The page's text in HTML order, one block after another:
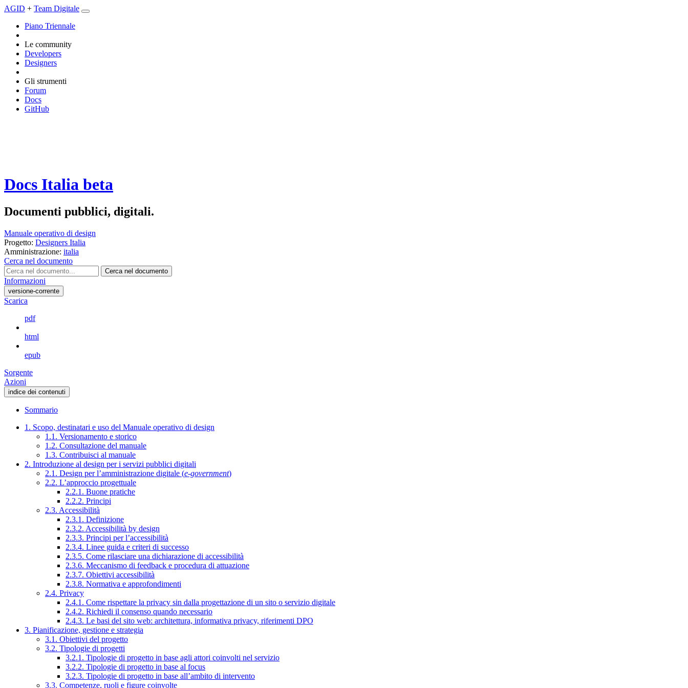
AGID + Team Digitale
Piano Triennale
Le community
Developers
Designers
Gli strumenti
Forum
Docs
GitHub
Docs Italia beta
Documenti pubblici, digitali.
Manuale operativo di design
Progetto: Designers Italia
Amministrazione: italia
Cerca nel documento
Cerca nel documento
Informazioni
versione-corrente
Scarica
pdf
html
epub
Sorgente
Azioni
indice dei contenuti
Sommario
1. Scopo, destinatari e uso del Manuale operativo di design
1.1. Versionamento e storico
1.2. Consultazione del manuale
1.3. Contribuisci al manuale
2. Introduzione al design per i servizi pubblici digitali
2.1. Design per l’amministrazione digitale (e-government)
2.2. L’approccio progettuale
2.2.1. Buone pratiche
2.2.2. Principi
2.3. Accessibilità
2.3.1. Definizione
2.3.2. Accessibilità by design
2.3.3. Principi per l’accessibilità
2.3.4. Linee guida e criteri di successo
2.3.5. Come rilasciare una dichiarazione di accessibilità
2.3.6. Meccanismo di feedback e procedura di attuazione
2.3.7. Obiettivi accessibilità
2.3.8. Normativa e approfondimenti
2.4. Privacy
2.4.1. Come rispettare la privacy sin dalla progettazione di un sito o servizio digitale
2.4.2. Richiedi il consenso quando necessario
2.4.3. Le basi del sito web: architettura, informativa privacy, riferimenti DPO
3. Pianificazione, gestione e strategia
3.1. Obiettivi del progetto
3.2. Tipologie di progetti
3.2.1. Tipologie di progetto in base agli attori coinvolti nel servizio
3.2.2. Tipologie di progetto in base al focus
3.2.3. Tipologie di progetto in base all’ambito di intervento
3.3. Competenze, ruoli e figure coinvolte